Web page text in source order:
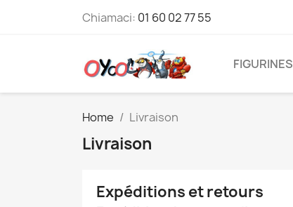
Chiamaci: 01 60 02 77 55
FIGURINES
Home Livraison
Livraison
Expéditions et retours